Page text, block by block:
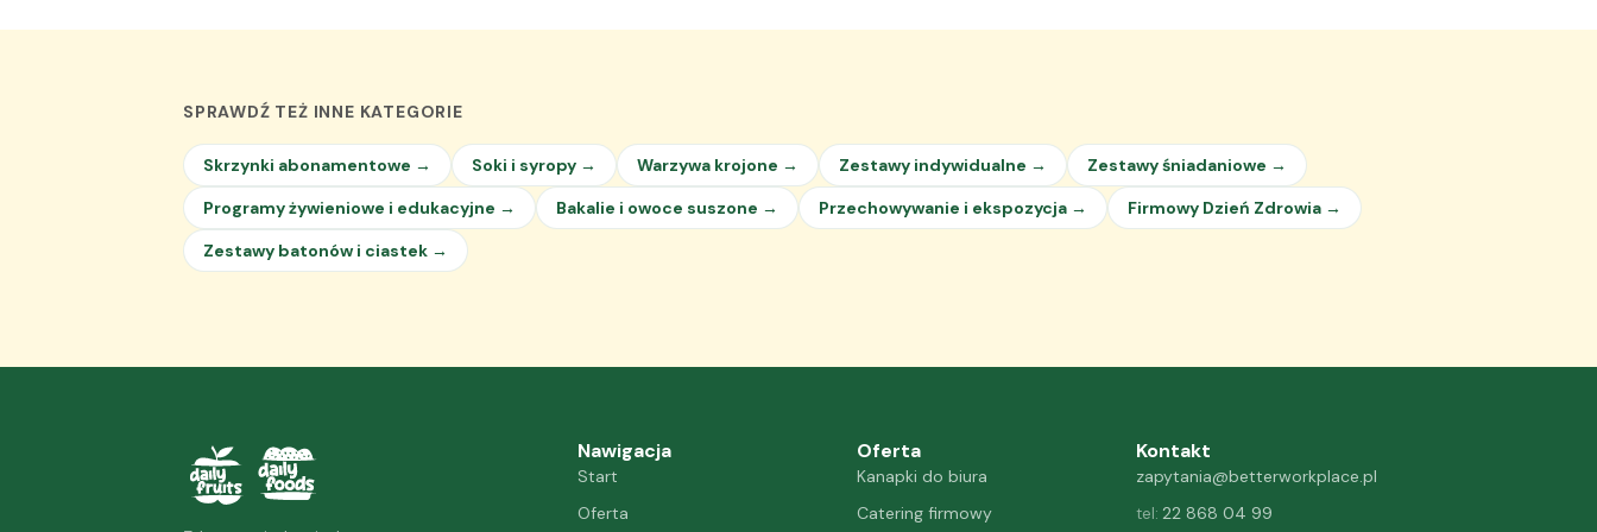
SPRAWDŹ TEŻ INNE KATEGORIE
Skrzynki abonamentowe → Soki i syropy → Warzywa krojone → Zestawy indywidualne →
Zestawy śniadaniowe →
Programy żywieniowe i edukacyjne →
Bakalie i owoce suszone → Przechowywanie i ekspozycja →
Firmowy Dzień Zdrowia →
Zestawy batonów i ciastek →
Nawigacja
Start
Oferta
Oferta
Kanapki do biura
Catering firmowy
Kontakt
zapytania@betterworkplace.pl
tel:22 868 04 99